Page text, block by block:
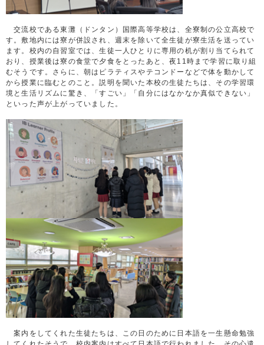
交流校である東灘（ドンタン）国際高等学校は、全寮制の公立高校で
す。敷地内には寮が併設され、週末を除いて全生徒が寮生活を送ってい
ます。校内の自習室では、生徒一人ひとりに専用の机が割り当てられて
おり、授業後は寮の食堂で夕食をとったあと、夜11時まで学習に取り組
むそうです。さらに、朝はピラティスやテコンドーなどで体を動かして
から授業に臨むとのこと。説明を聞いた本校の生徒たちは、その学習環
境と生活リズムに驚き、「すごい」「自分にはなかなか真似できない」
といった声が上がっていました。
案内をしてくれた生徒たちは、この日のために日本語を一生懸命勉強